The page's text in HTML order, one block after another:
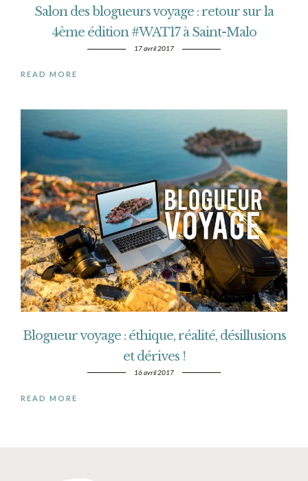
Salon des blogueurs voyage : retour sur la
4ème édition #WAT17 à Saint-Malo
17 avril 2017
READ MORE
Blogueur voyage : éthique, réalité, désillusions
et dérives !
16 avril 2017
READ MORE